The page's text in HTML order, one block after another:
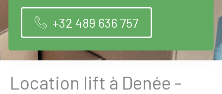
+32 489 636 757
Location lift à Denée -